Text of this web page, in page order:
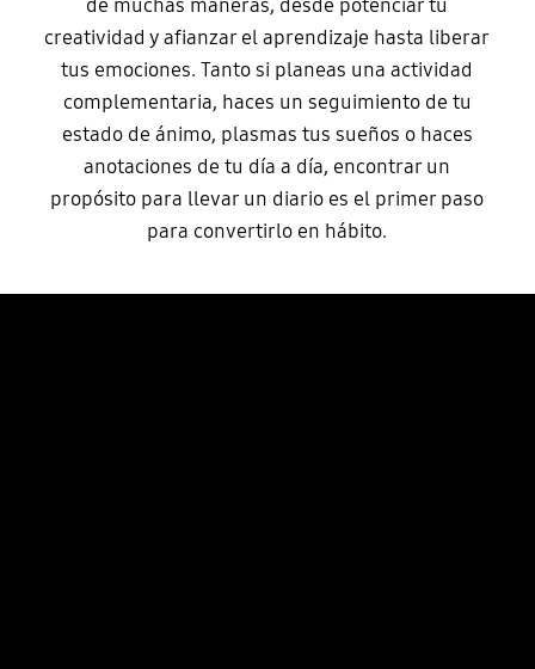
creatividad y afianzar el aprendizaje hasta liberar
tus emociones. Tanto si planeas una actividad
complementaria, haces un seguimiento de tu
estado de ánimo, plasmas tus sueños o haces
anotaciones de tu día a día, encontrar un
propósito para llevar un diario es el primer paso
para convertirlo en hábito.